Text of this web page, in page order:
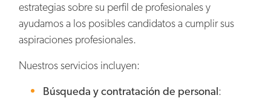
estrategias sobre su perfil de profesionales y
ayudamos a los posibles candidatos a cumplir sus
aspiraciones profesionales.
Nuestros servicios incluyen:
Búsqueda y contratación de personal: